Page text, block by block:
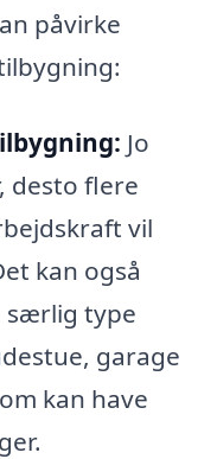
påvirke
Jo
desto flere
vil
kan også
særlig type
garage
kan have